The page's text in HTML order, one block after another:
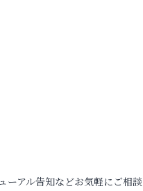
ーアル告知などお気軽にご相